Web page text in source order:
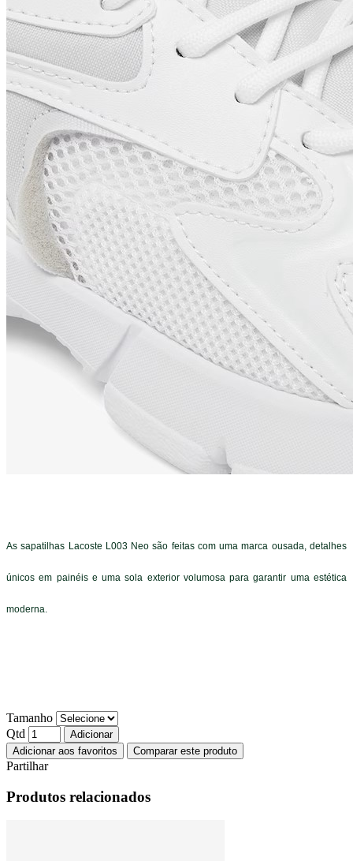
As sapatilhas Lacoste L003 Neo são feitas com uma marca ousada, detalhes
únicos em painéis e uma sola exterior volumosa para garantir uma estética
moderna.
Tamanho
Qtd
Adicionar
Adicionar aos favoritos
Comparar este produto
Partilhar
Produtos relacionados